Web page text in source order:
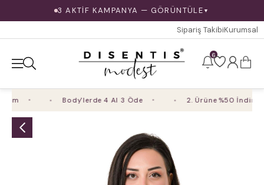
3 AKTİF KAMPANYA — GÖRÜNTÜLE ▼
Sipariş TakibiKurumsal
6
Body'lerde 4 Al 3 Öde 2. Ürüne %50 İndirim